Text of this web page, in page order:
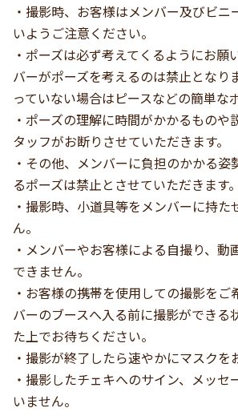
・撮影時、お客様はメンバー及びビニ
いようご注意ください。
・ポーズは必ず考えてくるようにお願
バーがポーズを考えるのは禁止となり
っていない場合はピースなどの簡単な
・ポーズの理解に時間がかかるものや
タッフがお断りさせていただきます。
・その他、メンバーに負担のかかる姿
るポーズは禁止とさせていただきます。
・撮影時、小道具等をメンバーに持た
ん。
・メンバーやお客様による自撮り、動
できません。
・お客様の携帯を使用しての撮影をご
バーのブースへ入る前に撮影ができる
た上でお待ちください。
・撮影が終了したら速やかにマスクを
・撮影したチェキへのサイン、メッセ
いません。